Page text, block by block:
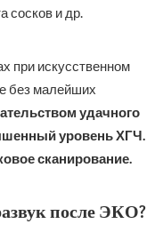
сосков и др.
при искусственном
без малейших
удачного
уровень ХГЧ.
сканирование.
после ЭКО?